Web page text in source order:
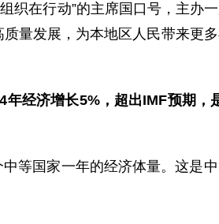
织在行动”的主席国口号，主办一
量发展，为本地区人民带来更
经济增长5%，超出IMF预期，
等国家一年的经济体量。这是